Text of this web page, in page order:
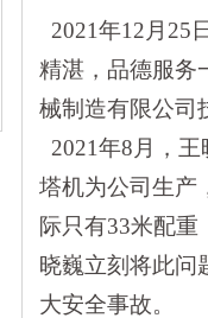
2021年12月25
精湛，品德服务
械制造有限公司
2021年8月，王
塔机为公司生产
际只有33米配
晓巍立刻将此问
大安全事故。